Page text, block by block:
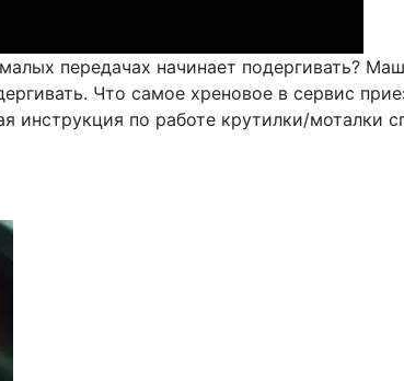
передачах начинает подергивать?
Что самое хреновое в сервис
инструкция по работе крутилки/моталки